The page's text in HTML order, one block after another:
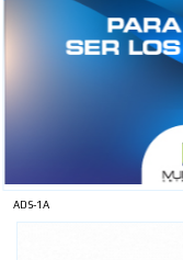
ADS-1A